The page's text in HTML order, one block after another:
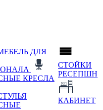
ДЛЯ
КРЕСЛА
СТОЙКИ
РЕСЕПШН
КАБИНЕТ